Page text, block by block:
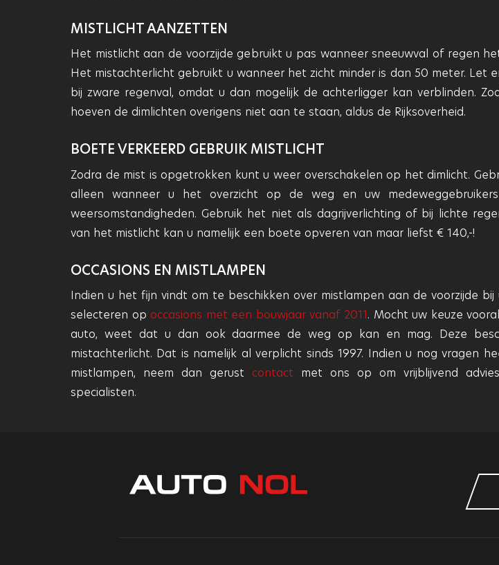
MISTLICHT AANZETTEN
Het mistlicht aan de voorzijde gebruikt u pas wanneer sneeuwval of regen
Het mistachterlicht gebruikt u wanneer het zicht minder is dan 50 meter. Let
bij zware regenval, omdat u dan mogelijk de achterligger kan verblinden.
hoeven de dimlichten overigens niet aan te staan, aldus de Rijksoverheid.
BOETE VERKEERD GEBRUIK MISTLICHT
Zodra de mist is opgetrokken kunt u weer overschakelen op het dimlicht.
alleen wanneer u het overzicht op de weg en uw
weersomstandigheden. Gebruik het niet als dagrijverlichting of bij lichte
van het mistlicht kan u namelijk een boete opveren van maar liefst € 140,-!
OCCASIONS EN MISTLAMPEN
Indien u het fijn vindt om te beschikken over mistlampen aan de voorzijde bij
selecteren op occasions met een bouwjaar vanaf 2011. Mocht uw keuze
auto, weet dat u dan ook daarmee de weg op kan en mag. Deze
mistachterlicht. Dat is namelijk al verplicht sinds 1997. Indien u nog vragen
mistlampen, neem dan gerust contact met ons op om vrijblijvend
specialisten.